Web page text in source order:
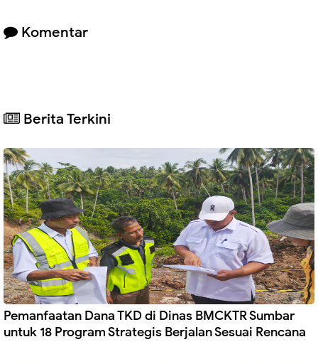
Komentar
Berita Terkini
Pemanfaatan Dana TKD di Dinas BMCKTR Sumbar
untuk 18 Program Strategis Berjalan Sesuai Rencana